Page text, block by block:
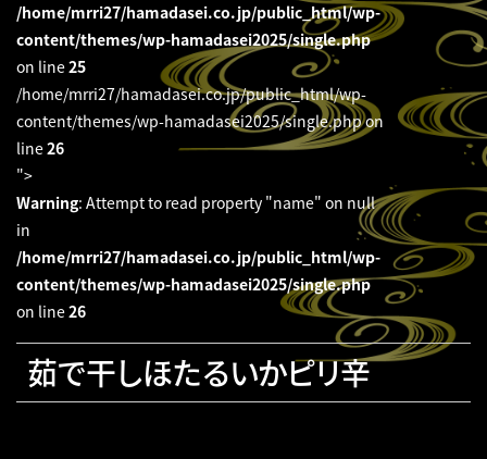
/home/mrri27/hamadasei.co.jp/public_html/wp-
content/themes/wp-hamadasei2025/single.php
on line25
/home/mrri27/hamadasei.co.jp/public_html/wp-
content/themes/wp-hamadasei2025/single.php on
line26
">
Warning: Attempt to read property "name" on null
in
/home/mrri27/hamadasei.co.jp/public_html/wp-
content/themes/wp-hamadasei2025/single.php
on line26
茹で干しほたるいかピリ辛